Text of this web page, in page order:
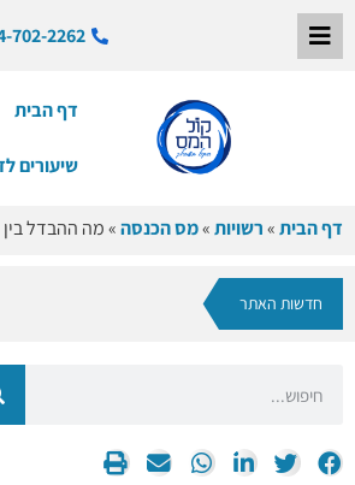
702-2262
דף הבית
שיעורים
דף הבית»רשויות»מס הכנסה»מה ההבדל
חדשות האתר